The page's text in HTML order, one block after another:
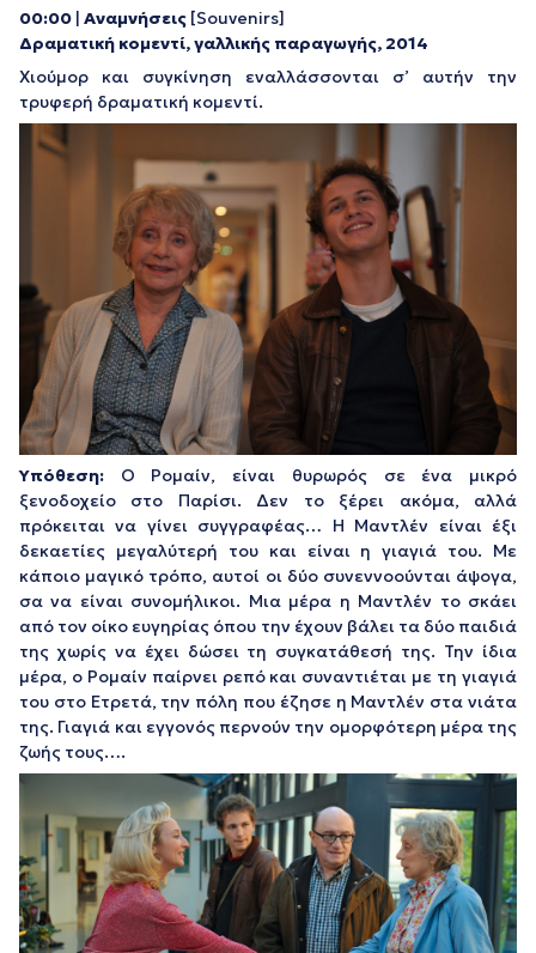
00:00 | Αναμνήσεις [Souvenirs]
Δραματική κομεντί, γαλλικής παραγωγής, 2014
Χιούμορ και συγκίνηση εναλλάσσονται σ’ αυτήν την
τρυφερή δραματική κομεντί.
Υπόθεση: Ο Ρομαίν, είναι θυρωρός σε ένα μικρό
ξενοδοχείο στο Παρίσι. Δεν το ξέρει ακόμα, αλλά
πρόκειται να γίνει συγγραφέας… Η Μαντλέν είναι έξι
δεκαετίες μεγαλύτερή του και είναι η γιαγιά του. Με
κάποιο μαγικό τρόπο, αυτοί οι δύο συνεννοούνται άψογα,
σα να είναι συνομήλικοι. Μια μέρα η Μαντλέν το σκάει
από τον οίκο ευγηρίας όπου την έχουν βάλει τα δύο παιδιά
της χωρίς να έχει δώσει τη συγκατάθεσή της. Την ίδια
μέρα, ο Ρομαίν παίρνει ρεπό και συναντιέται με τη γιαγιά
του στο Ετρετά, την πόλη που έζησε η Μαντλέν στα νιάτα
της. Γιαγιά και εγγονός περνούν την ομορφότερη μέρα της
ζωής τους….